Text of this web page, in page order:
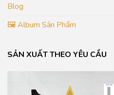
Blog
🖼️ Album Sản Phẩm
SẢN XUẤT THEO YÊU CẦU